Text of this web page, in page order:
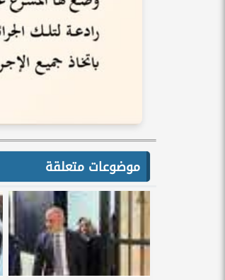
موضوعات متعلقة